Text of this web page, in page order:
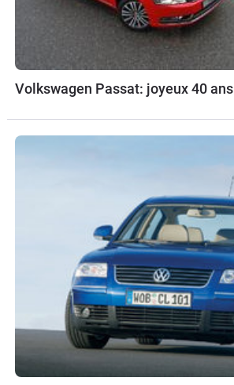
Volkswagen Passat: joyeux 40 ans